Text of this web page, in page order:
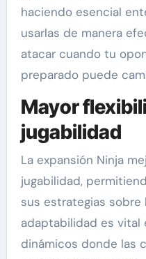
haciendo esencial
usarlas de manera
atacar cuando tu
preparado puede
Mayor
jugabilidad
La expansión Ninja
jugabilidad,
sus estrategias sobre
adaptabilidad es vital
dinámicos donde las